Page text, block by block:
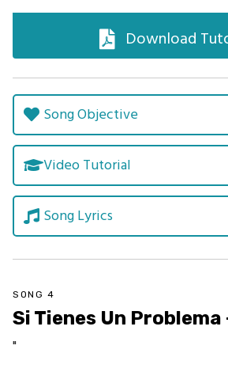
Download
Song Objective
Video Tutorial
Song Lyrics
SONG 4
Si Tienes Un
"